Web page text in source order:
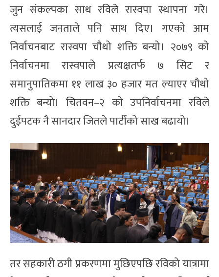
जुन संकल्पका साथ रविले रास्वपा स्थापना गरे।
त्यसलाई जनताले पनि साथ दिए। गएको आम
निर्वाचनबाट रास्वपा चौथो शक्ति बन्यो। २०७९ को
निर्वाचनमा रास्वपाले प्रत्यक्षतर्फ ७ सिट र
समानुपातिकमा ११ लाख ३० हजार मत ल्याएर चौथो
शक्ति बन्यो। चितवन–२ को उपनिर्वाचनमा रविले
दुईपटक नै सानदार जितले पार्टीको साख बढायो।
तर सहकारी ठगी प्रकरणमा मुछिएपछि रविको यात्रामा